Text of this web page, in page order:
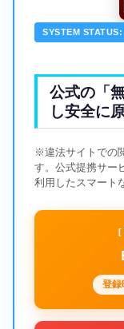
SYSTEM
公式の「
し安全に
※違法サイトでの
す。公式提携サー
利用したスマート
[
登録